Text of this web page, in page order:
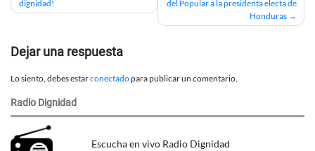
dedignidad!
del Popular a la presidenta electa de
Honduras
Dejar una respuesta
Lo siento, debes estarconectadopara publicar un comentario.
Radio Dignidad
Escucha en vivo Radio Dignidad